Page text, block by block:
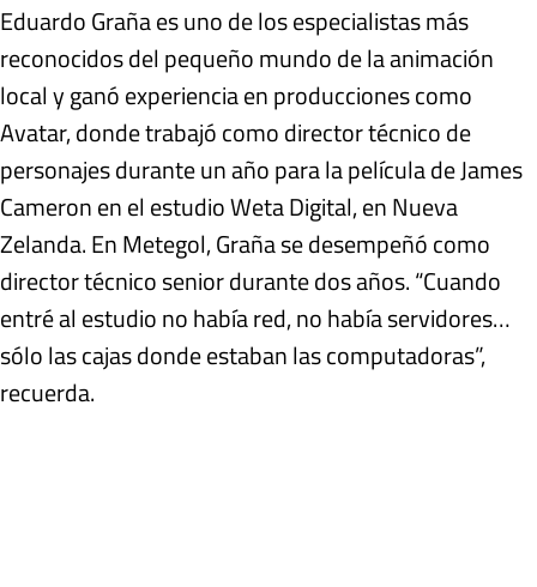
Eduardo Graña es uno de los especialistas más
reconocidos del pequeño mundo de la animación
local y ganó experiencia en producciones como
Avatar, donde trabajó como director técnico de
personajes durante un año para la película de James
Cameron en el estudio Weta Digital, en Nueva
Zelanda. En Metegol, Graña se desempeñó como
director técnico senior durante dos años. “Cuando
entré al estudio no había red, no había servidores…
sólo las cajas donde estaban las computadoras”,
recuerda.